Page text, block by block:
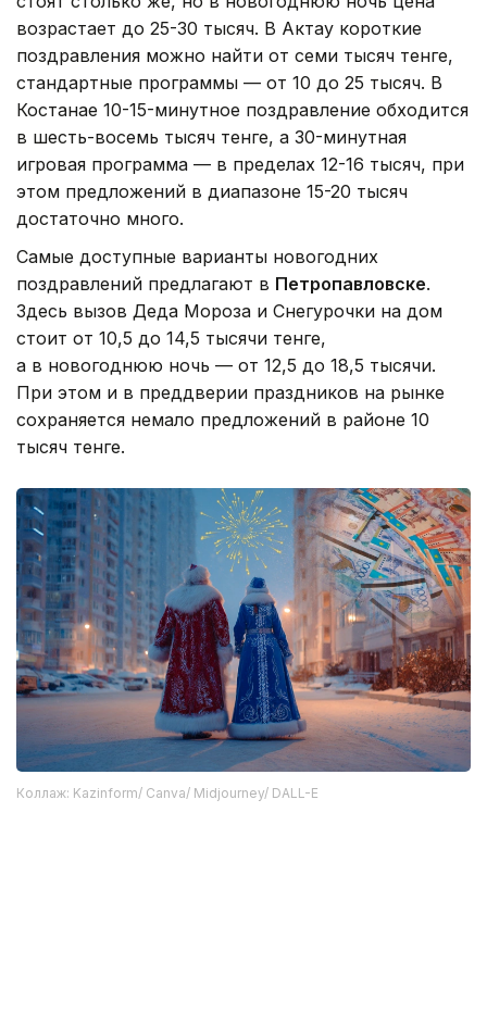
возрастает до 25-30 тысяч. В Актау короткие
поздравления можно найти от семи тысяч тенге,
стандартные программы — от 10 до 25 тысяч. В
Костанае 10-15-минутное поздравление обходится
в шесть-восемь тысяч тенге, а 30-минутная
игровая программа — в пределах 12-16 тысяч, при
этом предложений в диапазоне 15-20 тысяч
достаточно много.
Самые доступные варианты новогодних
поздравлений предлагают в Петропавловске.
Здесь вызов Деда Мороза и Снегурочки на дом
стоит от 10,5 до 14,5 тысячи тенге,
а в новогоднюю ночь — от 12,5 до 18,5 тысячи.
При этом и в преддверии праздников на рынке
сохраняется немало предложений в районе 10
тысяч тенге.
Коллаж: Kazinform/ Canva/ Midjourney/ DALL-E